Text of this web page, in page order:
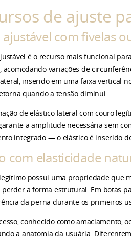
de ajuste
ajustável com fivelas
é o recurso mais funcional
acomodando variações de
inserido em uma faixa vertical
quando a tensão diminui.
de elástico lateral com couro
a amplitude necessária sem
integrado — o elástico é inserido
com elasticidade
possui uma propriedade que
perder a forma estrutural. Em botas
da perna durante os primeiros
conhecido como amaciamento,
a anatomia da usuária.